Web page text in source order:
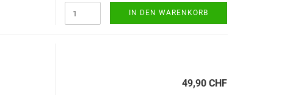
IN DEN WARENKORB
49,90 CHF